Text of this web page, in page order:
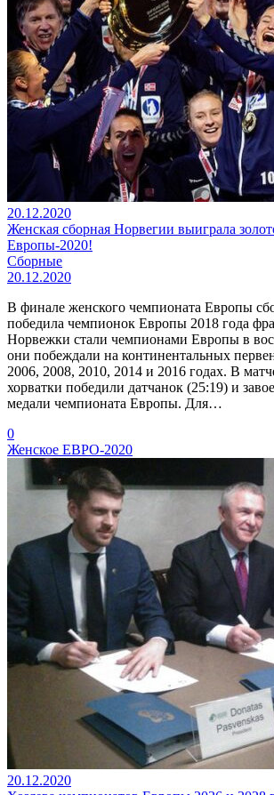
20.12.2020
Женская сборная Норвегии выиграла
Европы-2020!
Сборные
20.12.2020
В финале женского чемпионата Европы
победила чемпионок Европы 2018 года
Норвежки стали чемпионами Европы в
они побеждали на континентальных
2006, 2008, 2010, 2014 и 2016 годах. В
хорватки победили датчанок (25:19) и
медали чемпионата Европы. Для…
0
Женское ЕВРО-2020
20.12.2020